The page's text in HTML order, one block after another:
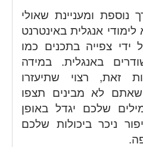
נוספת ומעניינת שאולי
לימודי אנגלית באינטרנט
ידי צפייה בתכנים כמו
באנגלית. במידה
זאת, רצוי שתיעזרו
שאתם לא מבינים תצפו
שלכם יגדל באופן
ניכר ביכולות שלכם